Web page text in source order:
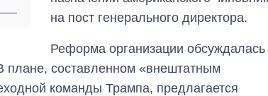
на пост генерального директора.
Реформа организации обсуждалась
плане, составленном «внештатным
команды Трампа, предлагается